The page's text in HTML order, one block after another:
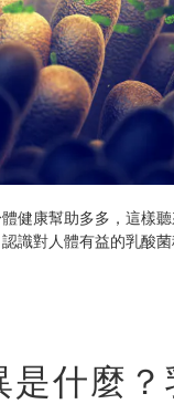
健康幫助多多，這樣
識對人體有益的乳酸
什麼